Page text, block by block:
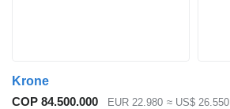
Krone
COP 84.500.000
EUR 22.980 ≈ US$ 26.550